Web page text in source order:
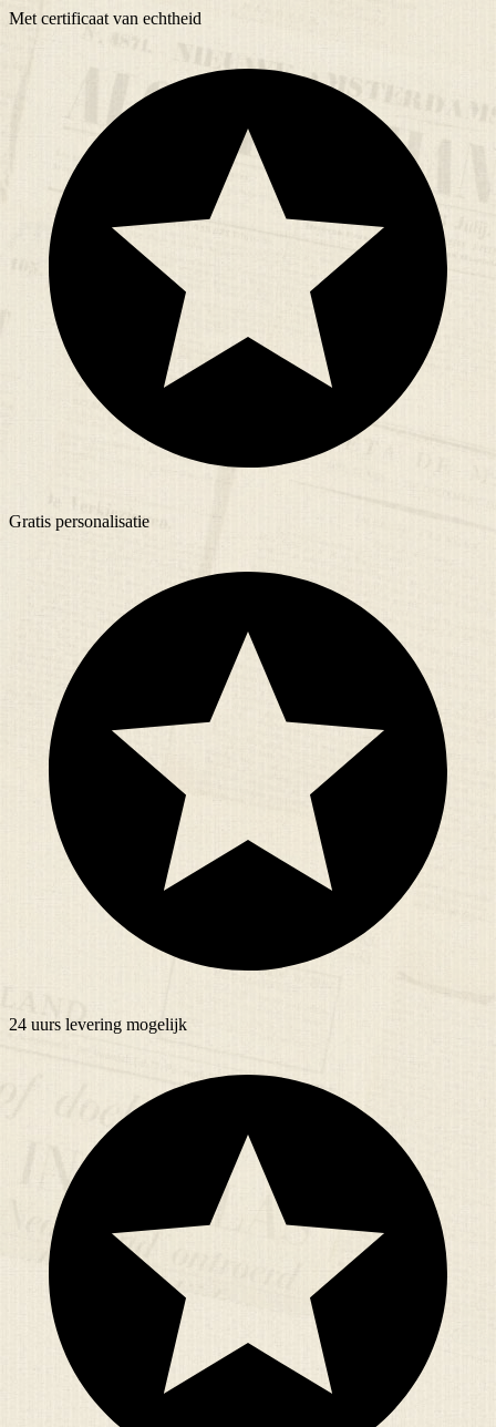
Met certificaat van echtheid
Gratis personalisatie
24 uurs levering mogelijk